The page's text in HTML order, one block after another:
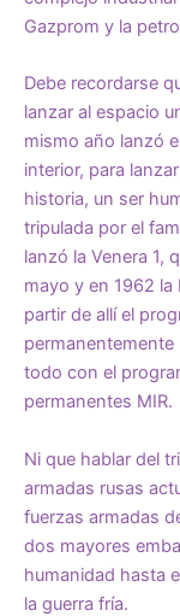
Gazprom y la
Debe recordarse
lanzar al espacio
mismo año lanzó
interior, para
historia, un ser
tripulada por el
lanzó la Venera 1,
mayo y en 1962 la
partir de allí el
permanentemente
todo con el
permanentes MIR.
Ni que hablar del
armadas rusas
fuerzas armadas
dos mayores
humanidad hasta
la guerra fría.